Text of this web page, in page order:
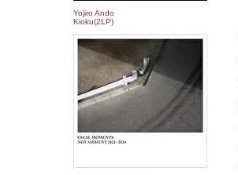
Yojiro Ando
Kioku(2LP)